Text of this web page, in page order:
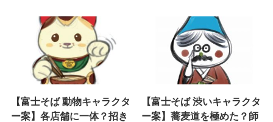
【富士そば 動物キャラクタ
ー案】各店舗に一体？招き
【富士そば 渋いキャラクタ
ー案】蕎麦道を極めた？師